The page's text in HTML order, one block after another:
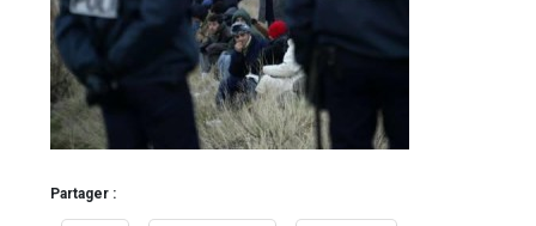
Partager :